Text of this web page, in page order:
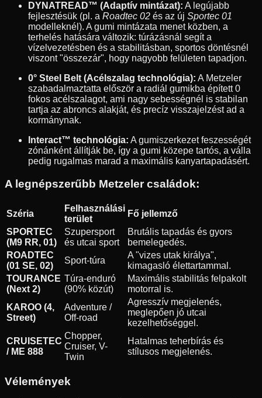
DYNATREAD™ (Adaptív mintázat): A legújabb
fejlesztésük (pl. a Roadtec 02 és az új Sportec 01
modelleknél). A gumi mintázata menet közben, a
terhelés hatására változik: túrázásnál segít a
vízelvezetésben és a stabilitásban, sportos döntésnél
viszont "összezár", hogy nagyobb felületen tapadjon.
0° Steel Belt (Acélszalag technológia): A Metzeler
szabadalmaztatta először a radiál gumikba épített 0
fokos acélszalagot, ami nagy sebességnél is stabilan
tartja az abroncs alakját, és precíz visszajelzést ad a
kormánynak.
Interact™ technológia: A gumiszerkezet feszességét
zónánként állítják be, így a gumi közepe tartós, a válla
pedig rugalmas marad a maximális kanyartapadásért.
A legnépszerűbb Metzeler családok:
Széria
Felhasználási
terület
Fő jellemző
SPORTEC
(M9 RR, 01)
Szupersport
és utcai sport
Brutális tapadás és gyors
bemelegedés.
ROADTEC
(01 SE, 02)
Sport-túra
A "vizes utak királya",
kimagasló élettartammal.
TOURANCE
(Next 2)
Túra-enduró
(90% közút)
Maximális stabilitás felpakolt
motorral is.
KAROO (4,
Street)
Adventure /
Off-road
Agresszív megjelenés,
meglepően jó utcai
kezelhetőséggel.
CRUISETEC
/ ME 888
Chopper,
Cruiser, V-
Twin
Hatalmas teherbírás és
stílusos megjelenés.
Vélemények